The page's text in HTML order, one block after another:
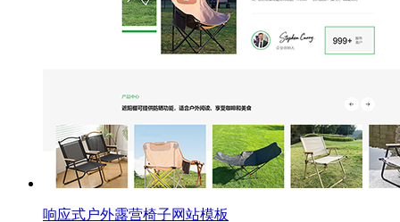
响应式户外露营椅子网站模板